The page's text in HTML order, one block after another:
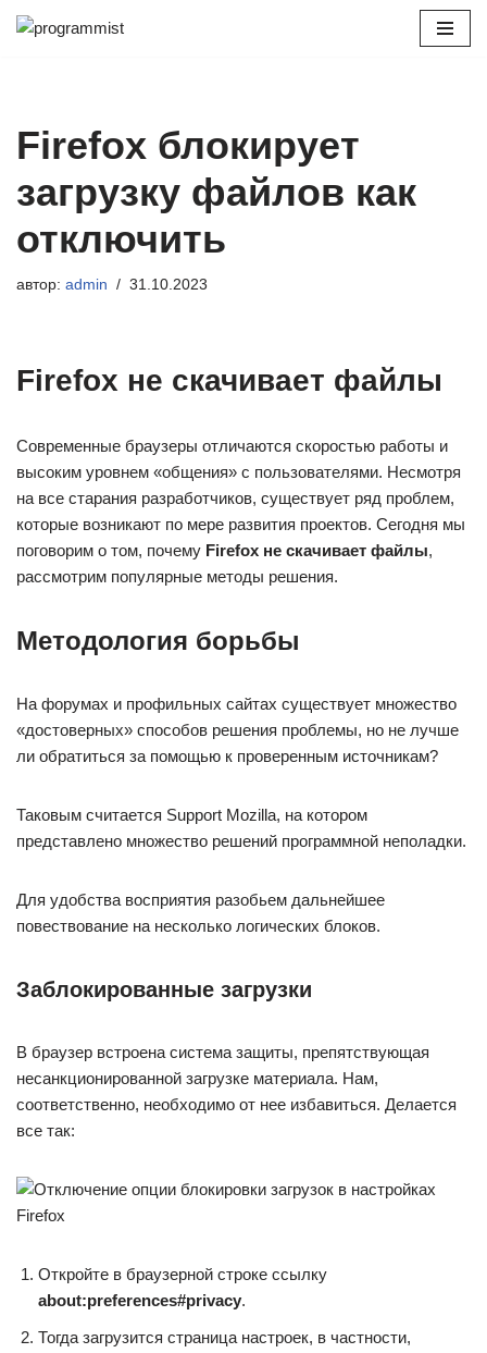
Firefox блокирует
загрузку файлов как
отключить
автор: admin 31.10.2023
Firefox не скачивает файлы
Современные браузеры отличаются скоростью работы и
высоким уровнем «общения» с пользователями. Несмотря
на все старания разработчиков, существует ряд проблем,
которые возникают по мере развития проектов. Сегодня мы
поговорим о том, почему Firefox не скачивает файлы,
рассмотрим популярные методы решения.
Методология борьбы
На форумах и профильных сайтах существует множество
«достоверных» способов решения проблемы, но не лучше
ли обратиться за помощью к проверенным источникам?
Таковым считается Support Mozilla, на котором
представлено множество решений программной неполадки.
Для удобства восприятия разобьем дальнейшее
повествование на несколько логических блоков.
Заблокированные загрузки
В браузер встроена система защиты, препятствующая
несанкционированной загрузке материала. Нам,
соответственно, необходимо от нее избавиться. Делается
все так:
Откройте в браузерной строке ссылку
about:preferences#privacy.
Тогда загрузится страница настроек, в частности,